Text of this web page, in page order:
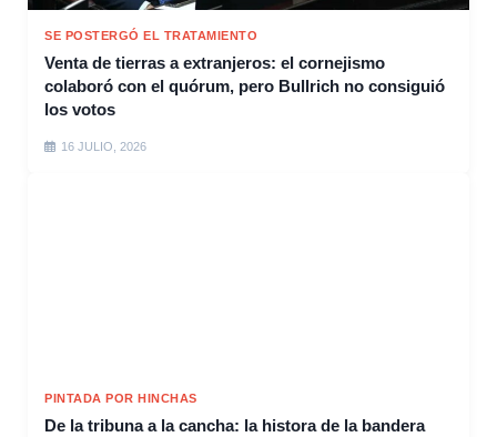
SE POSTERGÓ EL TRATAMIENTO
Venta de tierras a extranjeros: el cornejismo
colaboró con el quórum, pero Bullrich no consiguió
los votos
16 JULIO, 2026
PINTADA POR HINCHAS
De la tribuna a la cancha: la histora de la bandera